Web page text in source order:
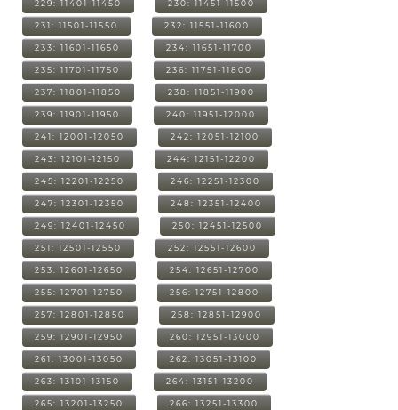
229: 11401-11450 230: 11451-11500
231: 11501-11550 232: 11551-11600
233: 11601-11650 234: 11651-11700
235: 11701-11750 236: 11751-11800
237: 11801-11850 238: 11851-11900
239: 11901-11950 240: 11951-12000
241: 12001-12050 242: 12051-12100
243: 12101-12150 244: 12151-12200
245: 12201-12250 246: 12251-12300
247: 12301-12350 248: 12351-12400
249: 12401-12450 250: 12451-12500
251: 12501-12550 252: 12551-12600
253: 12601-12650 254: 12651-12700
255: 12701-12750 256: 12751-12800
257: 12801-12850 258: 12851-12900
259: 12901-12950 260: 12951-13000
261: 13001-13050 262: 13051-13100
263: 13101-13150 264: 13151-13200
265: 13201-13250 266: 13251-13300